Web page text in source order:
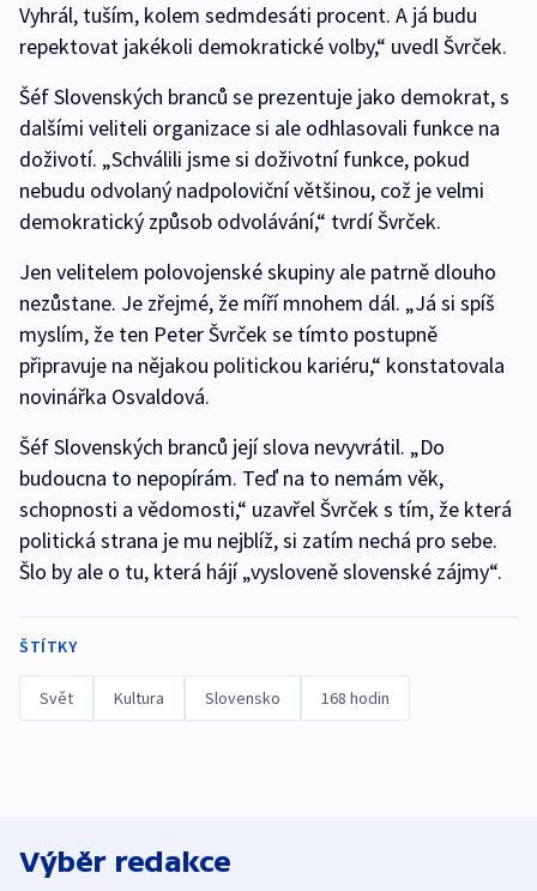
Vyhrál, tuším, kolem sedmdesáti procent. A já budu
repektovat jakékoli demokratické volby,“ uvedl Švrček.
Šéf Slovenských branců se prezentuje jako demokrat, s
dalšími veliteli organizace si ale odhlasovali funkce na
doživotí. „Schválili jsme si doživotní funkce, pokud
nebudu odvolaný nadpoloviční většinou, což je velmi
demokratický způsob odvolávání,“ tvrdí Švrček.
Jen velitelem polovojenské skupiny ale patrně dlouho
nezůstane. Je zřejmé, že míří mnohem dál. „Já si spíš
myslím, že ten Peter Švrček se tímto postupně
připravuje na nějakou politickou kariéru,“ konstatovala
novinářka Osvaldová.
Šéf Slovenských branců její slova nevyvrátil. „Do
budoucna to nepopírám. Teď na to nemám věk,
schopnosti a vědomosti,“ uzavřel Švrček s tím, že která
politická strana je mu nejblíž, si zatím nechá pro sebe.
Šlo by ale o tu, která hájí „vysloveně slovenské zájmy“.
ŠTÍTKY
Svět Kultura Slovensko 168 hodin
Výběr redakce